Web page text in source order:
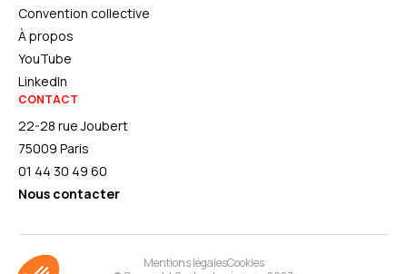
Convention collective
À propos
YouTube
LinkedIn
CONTACT
22-28 rue Joubert
75009 Paris
01 44 30 49 60
Nous contacter
Mentions légalesCookies